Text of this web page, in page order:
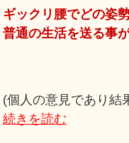
ギックリ腰でどの姿
普通の生活を送る事
(個人の意見であり結
続きを読む